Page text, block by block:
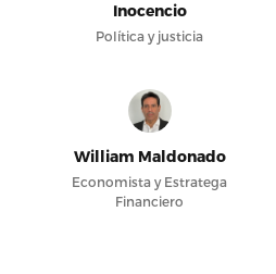
Inocencio
Política y justicia
William Maldonado
Economista y Estratega
Financiero